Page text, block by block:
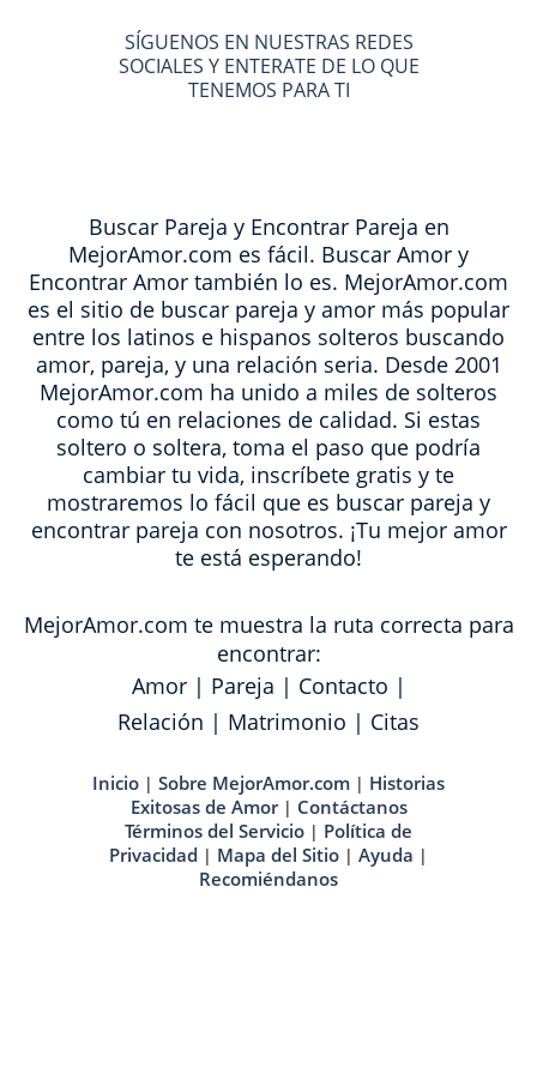
SÍGUENOS EN NUESTRAS REDES
SOCIALES Y ENTERATE DE LO QUE
TENEMOS PARA TI
Buscar Pareja y Encontrar Pareja en
MejorAmor.com es fácil. Buscar Amor y
Encontrar Amor también lo es. MejorAmor.com
es el sitio de buscar pareja y amor más popular
entre los latinos e hispanos solteros buscando
amor, pareja, y una relación seria. Desde 2001
MejorAmor.com ha unido a miles de solteros
como tú en relaciones de calidad. Si estas
soltero o soltera, toma el paso que podría
cambiar tu vida, inscríbete gratis y te
mostraremos lo fácil que es buscar pareja y
encontrar pareja con nosotros. ¡Tu mejor amor
te está esperando!
MejorAmor.com te muestra la ruta correcta para
encontrar:
Amor| Pareja | Contacto |
Relación | Matrimonio | Citas
Inicio | Sobre MejorAmor.com | Historias
Exitosas de Amor| Contáctanos
Términos del Servicio | Política de
Privacidad | Mapa del Sitio | Ayuda |
Recomiéndanos